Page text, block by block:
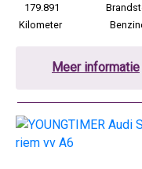
179.891
Kilometer
Meer informatie